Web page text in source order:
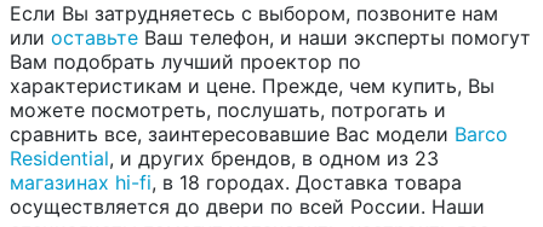
Если Вы затрудняетесь с выбором, позвоните нам
или оставьте Ваш телефон, и наши эксперты помогут
Вам подобрать лучший проектор по
характеристикам и цене. Прежде, чем купить, Вы
можете посмотреть, послушать, потрогать и
сравнить все, заинтересовавшие Вас модели Barco
Residential, и других брендов, в одном из 23
магазинах hi-fi, в 18 городах. Доставка товара
осуществляется до двери по всей России. Наши